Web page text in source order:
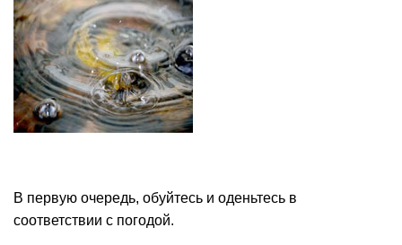
В первую очередь, обуйтесь и оденьтесь в
соответствии с погодой.